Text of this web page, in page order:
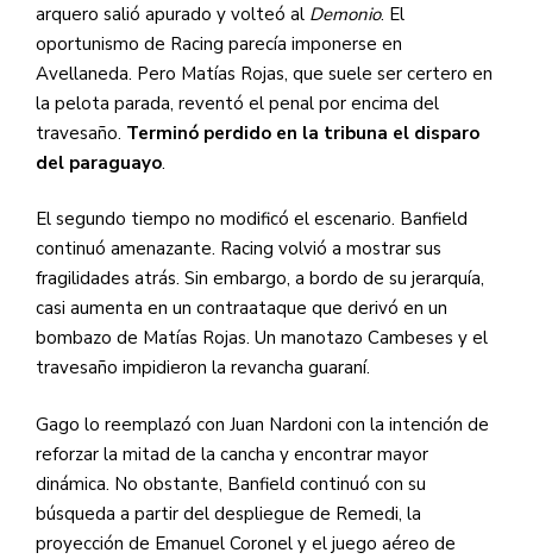
arquero salió apurado y volteó al Demonio. El
oportunismo de Racing parecía imponerse en
Avellaneda. Pero Matías Rojas, que suele ser certero en
la pelota parada, reventó el penal por encima del
travesaño. Terminó perdido en la tribuna el disparo
del paraguayo.
El segundo tiempo no modificó el escenario. Banfield
continuó amenazante. Racing volvió a mostrar sus
fragilidades atrás. Sin embargo, a bordo de su jerarquía,
casi aumenta en un contraataque que derivó en un
bombazo de Matías Rojas. Un manotazo Cambeses y el
travesaño impidieron la revancha guaraní.
Gago lo reemplazó con Juan Nardoni con la intención de
reforzar la mitad de la cancha y encontrar mayor
dinámica. No obstante, Banfield continuó con su
búsqueda a partir del despliegue de Remedi, la
proyección de Emanuel Coronel y el juego aéreo de